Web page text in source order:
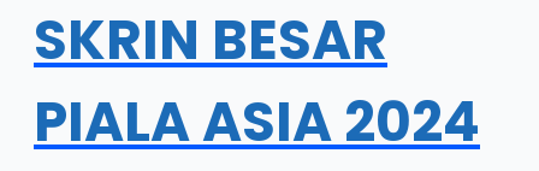
SKRIN BESAR
PIALA ASIA 2024